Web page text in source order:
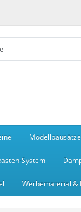
Modellbausätze
System
Werbematerial &